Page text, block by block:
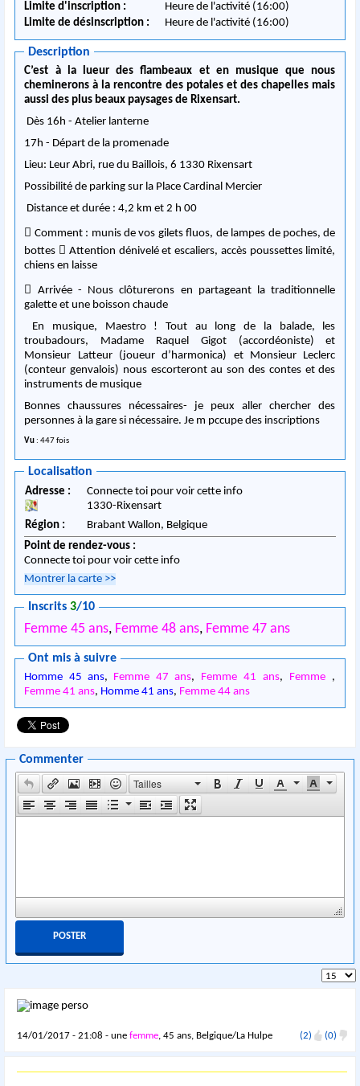
Limite d'inscription :
Heure de l'activité (16:00)
Limite de désinscription :
Heure de l'activité (16:00)
Description
C’est à la lueur des flambeaux et en musique que nous
cheminerons à la rencontre des potales et des chapelles mais
aussi des plus beaux paysages de Rixensart.
Dès 16h - Atelier lanterne
17h - Départ de la promenade
Lieu: Leur Abri, rue du Baillois, 6 1330 Rixensart
Possibilité de parking sur la Place Cardinal Mercier
Distance et durée : 4,2 km et 2 h 00
 Comment : munis de vos gilets fluos, de lampes de poches, de
bottes  Attention dénivelé et escaliers, accès poussettes limité,
chiens en laisse
 Arrivée - Nous clôturerons en partageant la traditionnelle
galette et une boisson chaude
En musique, Maestro ! Tout au long de la balade, les
troubadours, Madame Raquel Gigot (accordéoniste) et
Monsieur Latteur (joueur d’harmonica) et Monsieur Leclerc
(conteur genvalois) nous escorteront au son des contes et des
instruments de musique
Bonnes chaussures nécessaires- je peux aller chercher des
personnes à la gare si nécessaire. Je m pccupe des inscriptions
Vu : 447 fois
Localisation
Adresse :
Connecte toi pour voir cette info
1330-Rixensart
Région :
Brabant Wallon, Belgique
Point de rendez-vous :
Connecte toi pour voir cette info
Montrer la carte >>
Inscrits3/10
Femme 45 ans, Femme 48 ans, Femme 47 ans
Ont mis à suivre
Homme 45 ans, Femme 47 ans, Femme 41 ans, Femme ,
Femme 41 ans, Homme 41 ans, Femme 44 ans
Commenter
Tailles
14/01/2017 - 21:08 - unefemme, 45 ans, Belgique/La Hulpe (2) (0)